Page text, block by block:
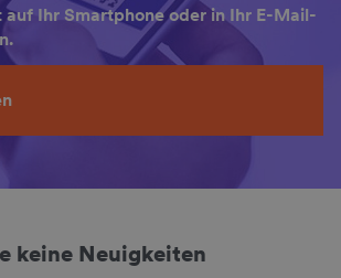
auf Ihr Smartphone oder in Ihr E-Mail-
keine Neuigkeiten